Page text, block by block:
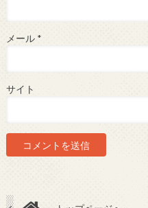
メール *
サイト